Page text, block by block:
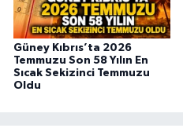
Güney Kıbrıs’ta 2026
Temmuzu Son 58 Yılın En
Sıcak Sekizinci Temmuzu
Oldu